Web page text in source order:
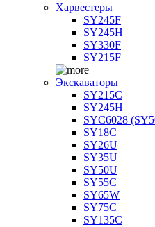
Харвестеры
SY245F
SY245H
SY330F
SY215F
Экскаваторы
SY215C
SY245H
SYC6028
SY18C
SY26U
SY35U
SY50U
SY55C
SY65W
SY75C
SY135C